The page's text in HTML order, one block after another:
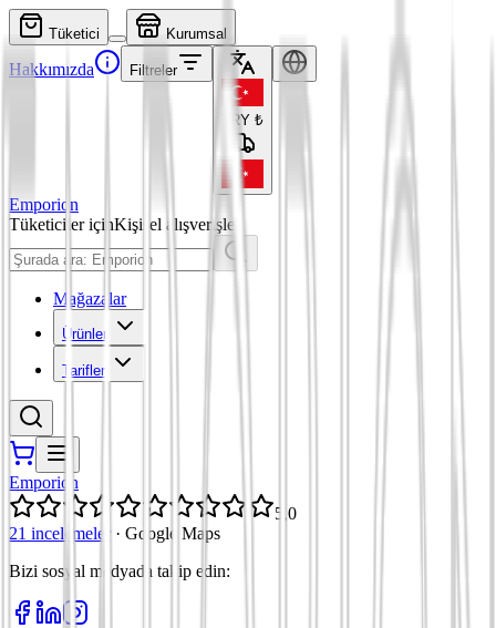
Tüketici Kurumsal
Hakkımızda Filtreler
TRY ₺
Emporion
Tüketiciler içinKişisel alışverişler
Mağazalar
Ürünler
Tarifler
Emporion
5,0
21 incelemeler
· Google Maps
Bizi sosyal medyada takip edin: